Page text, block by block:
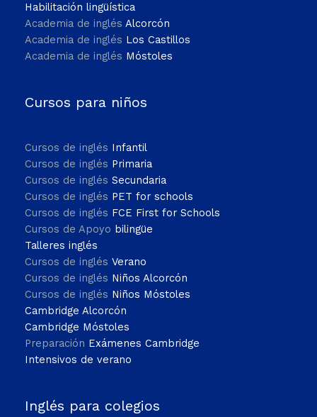
Habilitación lingüística
Academia de inglés Alcorcón
Academia de inglés Los Castillos
Academia de inglés Móstoles
Cursos para niños
Cursos de inglés Infantil
Cursos de inglés Primaria
Cursos de inglés Secundaria
Cursos de inglés PET for schools
Cursos de inglés FCE First for Schools
Cursos de Apoyo bilingüe
Talleres inglés
Cursos de inglés Verano
Cursos de inglés Niños Alcorcón
Cursos de inglés Niños Móstoles
Cambridge Alcorcón
Cambridge Móstoles
Preparación Exámenes Cambridge
Intensivos de verano
Inglés para colegios